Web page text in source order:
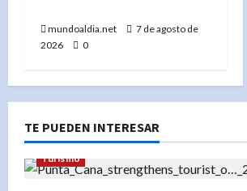
mundoaldia.net
7 de agosto de
2026
0
TE PUEDEN INTERESAR
Turismo